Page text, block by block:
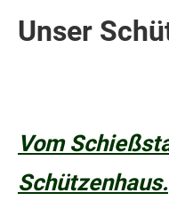
Unser
Vom
Schützenhaus.